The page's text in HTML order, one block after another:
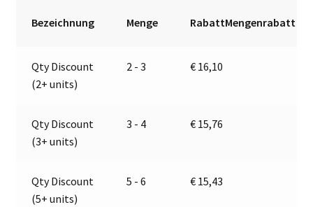
t
e
Bezeichnung Menge RabattMengenrabatt
Qty Discount
(2+ units)
2 - 3 € 16,10
Qty Discount
(3+ units)
3 - 4 € 15,76
Qty Discount
(5+ units)
5 - 6 € 15,43